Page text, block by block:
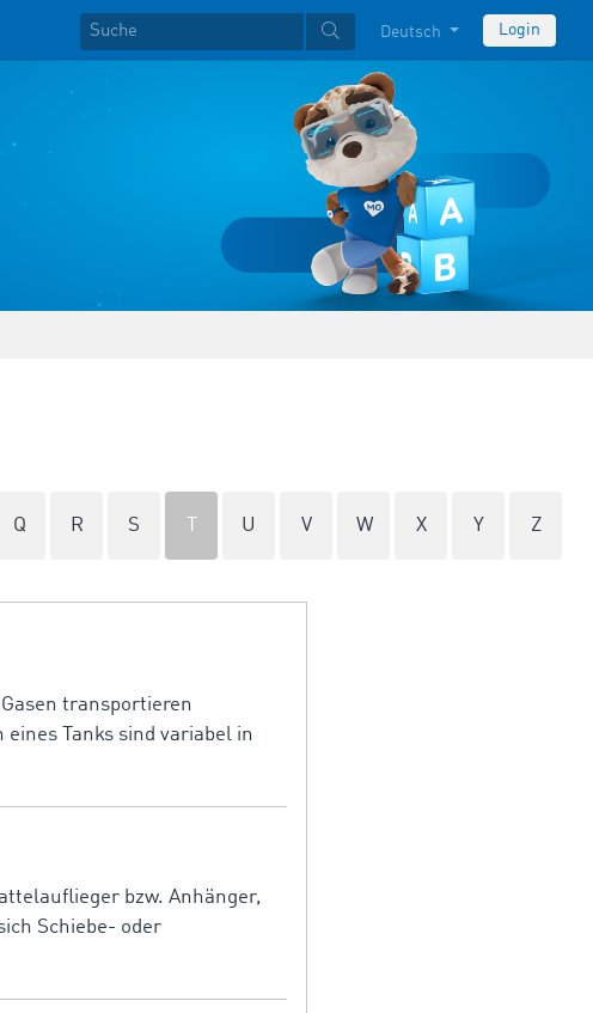
Deutsch Login
Q R S U V W X Y Z
transportieren
Tanks sind variabel in
bzw. Anhänger,
Schiebe- oder